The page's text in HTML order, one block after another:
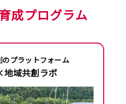
成プログラム
のプラットフォーム
域共創ラボ